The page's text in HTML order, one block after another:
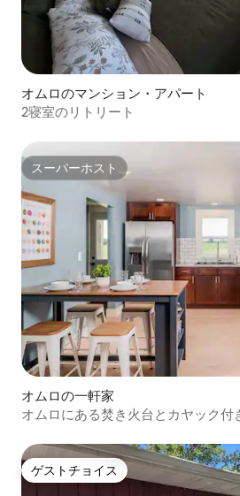
オムロのマンション・アパート
2寝室のリトリート
スーパーホスト
スーパーホスト
オムロの一軒家
オムロにある焚き火台とカヤック付
ゲストチョイス
ゲストチョイス